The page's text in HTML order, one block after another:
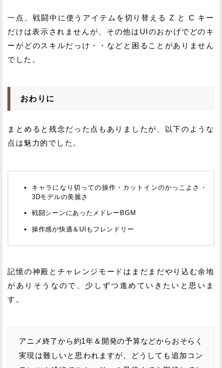
一点、戦闘中に使うアイテムを切り替える Z と C キー
だけは表示されませんが、その他はUIのおかげでどのキ
ーがどのスキルだっけ・・などと困ることがありません
でした。
おわりに
まとめると残念だった点もありましたが、以下のような
点は魅力的でした。
キャラになり切っての操作・カットインのかっこよさ・
3Dモデルの美麗さ
戦闘シーンにあったメドレーBGM
操作感が快適＆UIもフレンドリー
記憶の神殿とチャレンジモードはまだまだやり込む余地
がありそうなので、少しずつ進めていきたいと思いま
す。
アニメ終了から約1年＆開発の予算などからおそらく
実現は難しいと思われますが、どうしても追加コン